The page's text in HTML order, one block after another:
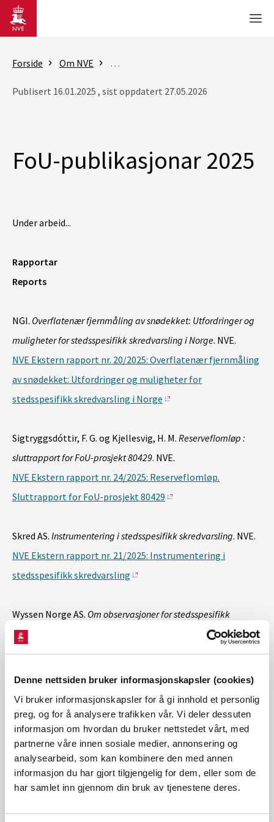
Denne nettsiden bruker informasjonskapsler (cookies)
Vi bruker informasjonskapsler for å gi innhold et personlig
preg, og for å analysere trafikken vår. Vi deler dessuten
informasjon om hvordan du bruker nettstedet vårt, med
partnerne våre innen sosiale medier, annonsering og
analysearbeid, som kan kombinere den med annen
informasjon du har gjort tilgjengelig for dem, eller som de
har samlet inn gjennom din bruk av tjenestene deres.
Gå til hovedinnhold
Forside Om NVE Forsking og utvikling (FoU) i NVE
Publisert 16.01.2025 , sist oppdatert 27.05.2026
FoU-publikasjonar 2025
Under arbeid...
Rapportar
Reports
NGI. Overflatenær fjernmåling av snødekket: Utfordringer og
muligheter for stedsspesifikk skredvarsling i Norge. NVE.
NVE Ekstern rapport nr. 20/2025: Overflatenær fjernmåling
av snødekket: Utfordringer og muligheter for
stedsspesifikk skredvarsling i Norge
Sigtryggsdóttir, F. G. og Kjellesvig, H. M. Reserveflomløp :
sluttrapport for FoU-prosjekt 80429. NVE.
NVE Ekstern rapport nr. 24/2025: Reserveflomløp.
Sluttrapport for FoU-prosjekt 80429
Skred AS. Instrumentering i stedsspesifikk skredvarsling. NVE.
NVE Ekstern rapport nr. 21/2025: Instrumentering i
stedsspesifikk skredvarsling
Wyssen Norge AS. Om observasjoner for stedsspesifikk
snøskredvarsling
NVE Ekstern rapport nr. 22/2025: Om observasjoner for